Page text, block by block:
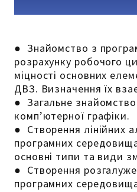
● Знайомство з
розрахунку робочого
міцності основних
ДВЗ. Визначення їх
● Загальне
комп’ютерної графіки.
● Створення лінійних
програмних
основні типи та види
● Створення
програмних